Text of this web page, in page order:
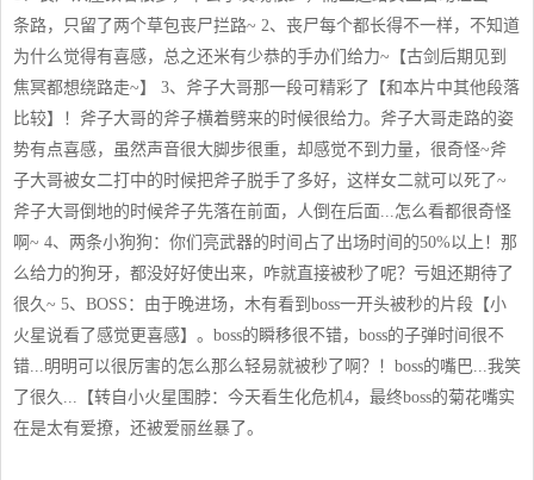
条路，只留了两个草包丧尸拦路~ 2、丧尸每个都长得不一样，不知道
为什么觉得有喜感，总之还米有少恭的手办们给力~【古剑后期见到
焦冥都想绕路走~】 3、斧子大哥那一段可精彩了【和本片中其他段落
比较】！斧子大哥的斧子横着劈来的时候很给力。斧子大哥走路的姿
势有点喜感，虽然声音很大脚步很重，却感觉不到力量，很奇怪~斧
子大哥被女二打中的时候把斧子脱手了多好，这样女二就可以死了~
斧子大哥倒地的时候斧子先落在前面，人倒在后面...怎么看都很奇怪
啊~ 4、两条小狗狗：你们亮武器的时间占了出场时间的50%以上！那
么给力的狗牙，都没好好使出来，咋就直接被秒了呢？亏姐还期待了
很久~ 5、BOSS：由于晚进场，木有看到boss一开头被秒的片段【小
火星说看了感觉更喜感】。boss的瞬移很不错，boss的子弹时间很不
错...明明可以很厉害的怎么那么轻易就被秒了啊？！boss的嘴巴...我笑
了很久...【转自小火星围脖：今天看生化危机4，最终boss的菊花嘴实
在是太有爱撩，还被爱丽丝暴了。